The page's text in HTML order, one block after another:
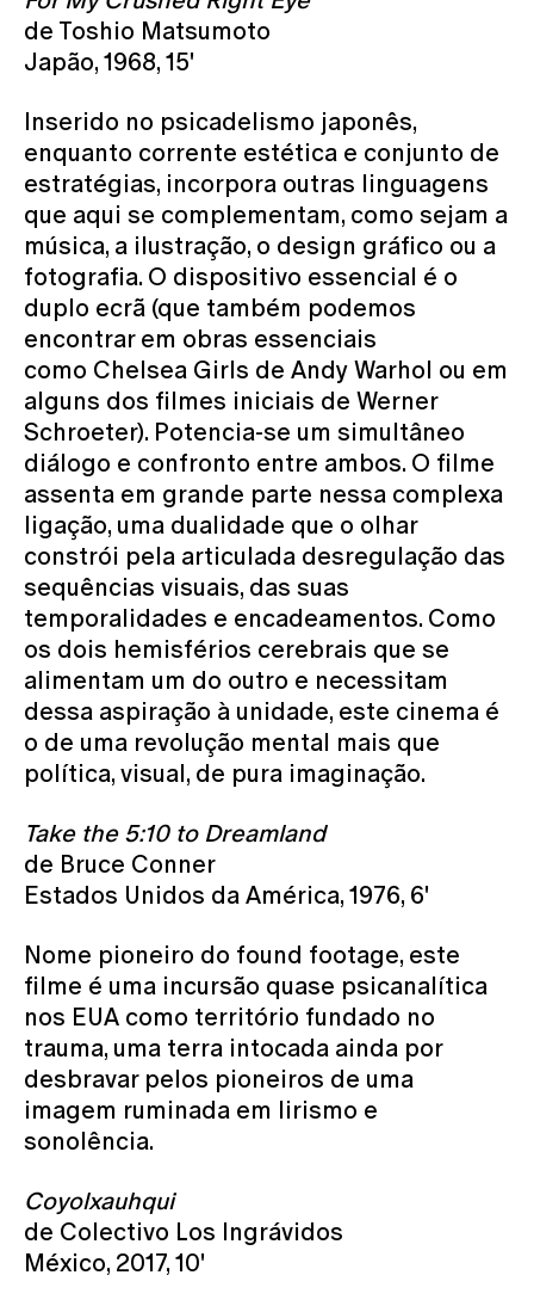
de Toshio Matsumoto
Japão, 1968, 15'
Inserido no psicadelismo japonês,
enquanto corrente estética e conjunto de
estratégias, incorpora outras linguagens
que aqui se complementam, como sejam a
música, a ilustração, o design gráfico ou a
fotografia. O dispositivo essencial é o
duplo ecrã (que também podemos
encontrar em obras essenciais
como Chelsea Girls de Andy Warhol ou em
alguns dos filmes iniciais de Werner
Schroeter). Potencia-se um simultâneo
diálogo e confronto entre ambos. O filme
assenta em grande parte nessa complexa
ligação, uma dualidade que o olhar
constrói pela articulada desregulação das
sequências visuais, das suas
temporalidades e encadeamentos. Como
os dois hemisférios cerebrais que se
alimentam um do outro e necessitam
dessa aspiração à unidade, este cinema é
o de uma revolução mental mais que
política, visual, de pura imaginação.
Take the 5:10 to Dreamland
de Bruce Conner
Estados Unidos da América, 1976, 6'
Nome pioneiro do found footage, este
filme é uma incursão quase psicanalítica
nos EUA como território fundado no
trauma, uma terra intocada ainda por
desbravar pelos pioneiros de uma
imagem ruminada em lirismo e
sonolência.
Coyolxauhqui
de Colectivo Los Ingrávidos
México, 2017, 10'